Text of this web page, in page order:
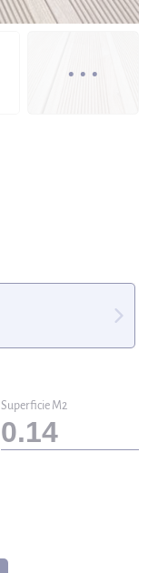
Superficie M2